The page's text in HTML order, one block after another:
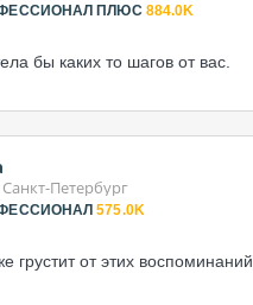
ПЛЮС 884.0K
бы каких то шагов от вас.
Санкт-Петербург
575.0K
грустит от этих воспоминаний.